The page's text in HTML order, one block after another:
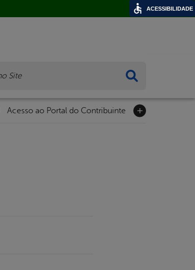
Acesso ao Portal do Contribuinte
ACESSIBILIDADE